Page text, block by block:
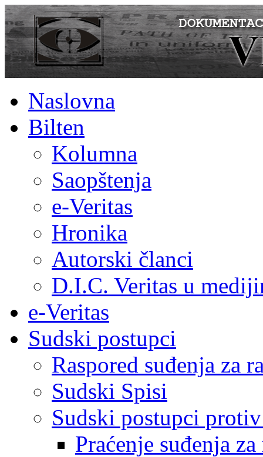
Naslovna
Bilten
Kolumna
Saopštenja
e-Veritas
Hronika
Autorski članci
D.I.C. Veritas u
e-Veritas
Sudski postupci
Raspored suđenja za
Sudski Spisi
Sudski postupci
Praćenje suđenja